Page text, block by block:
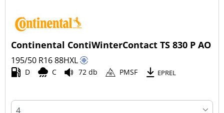
Continental ContiWinterContact TS 830 P AO
195/50 R1688HXL
D C 72 db PMSF EPREL